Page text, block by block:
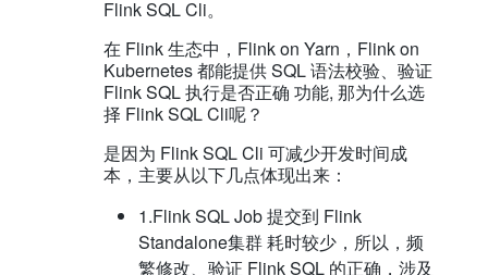
Flink SQL Cli。
在 Flink 生态中，Flink on Yarn，Flink on
Kubernetes 都能提供 SQL 语法校验、验证
Flink SQL 执行是否正确 功能, 那为什么选
择 Flink SQL Cli呢？
是因为 Flink SQL Cli 可减少开发时间成
本，主要从以下几点体现出来：
1.Flink SQL Job 提交到 Flink
Standalone集群 耗时较少，所以，频
繁修改、验证 Flink SQL 的正确，涉及